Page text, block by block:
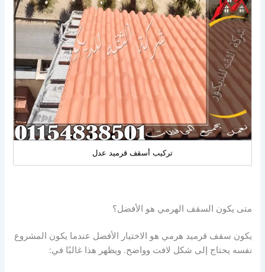
تركيب أسقف قرميد عدل
متى يكون السقف الهرمي هو الأفضل؟
يكون سقف قرميد هرمي هو الاختيار الأفضل عندما يكون المشروع
نفسه يحتاج إلى شكل لافت وواضح. ويظهر هذا غالبًا في: